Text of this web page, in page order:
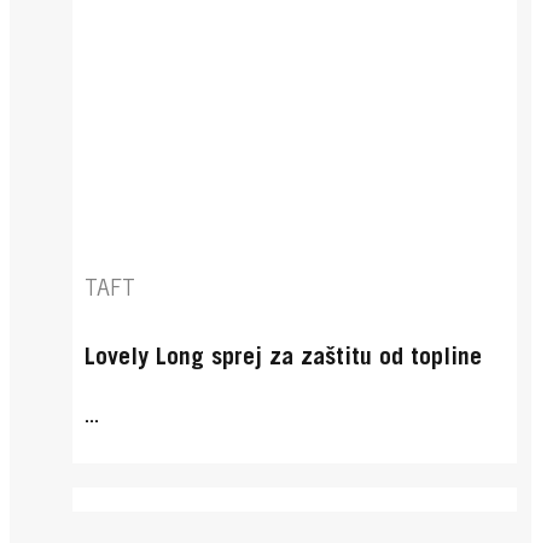
TAFT
Lovely Long sprej za zaštitu od topline
...